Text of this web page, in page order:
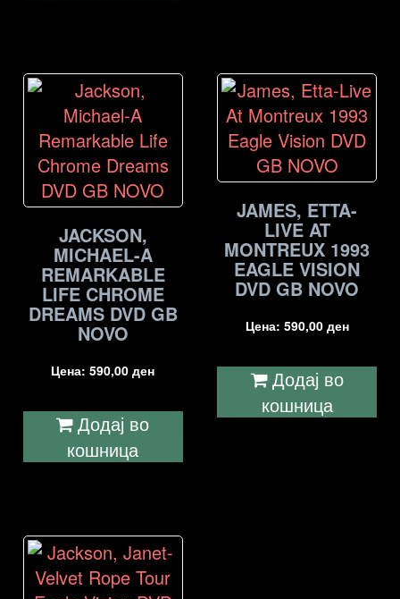
JACKSON,
MICHAEL-A
REMARKABLE
LIFE CHROME
DREAMS DVD GB
NOVO
Цена:590,00ден
Додај во
кошница
JAMES, ETTA-
LIVE AT
MONTREUX 1993
EAGLE VISION
DVD GB NOVO
Цена: 590,00 ден
Додај во
кошница